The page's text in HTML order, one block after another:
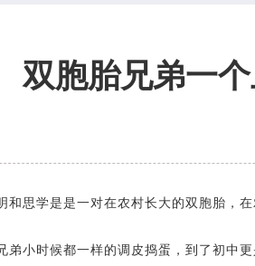
双胞胎兄弟一
和思学是是一对在农村长大的双胞胎，
弟小时候都一样的调皮捣蛋，到了初中